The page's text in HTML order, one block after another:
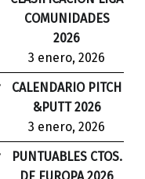
COMUNIDADES
2026
3 enero, 2026
CALENDARIO PITCH
&PUTT 2026
3 enero, 2026
PUNTUABLES CTOS.